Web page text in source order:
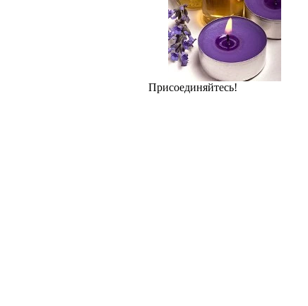
Присоединяйтесь!